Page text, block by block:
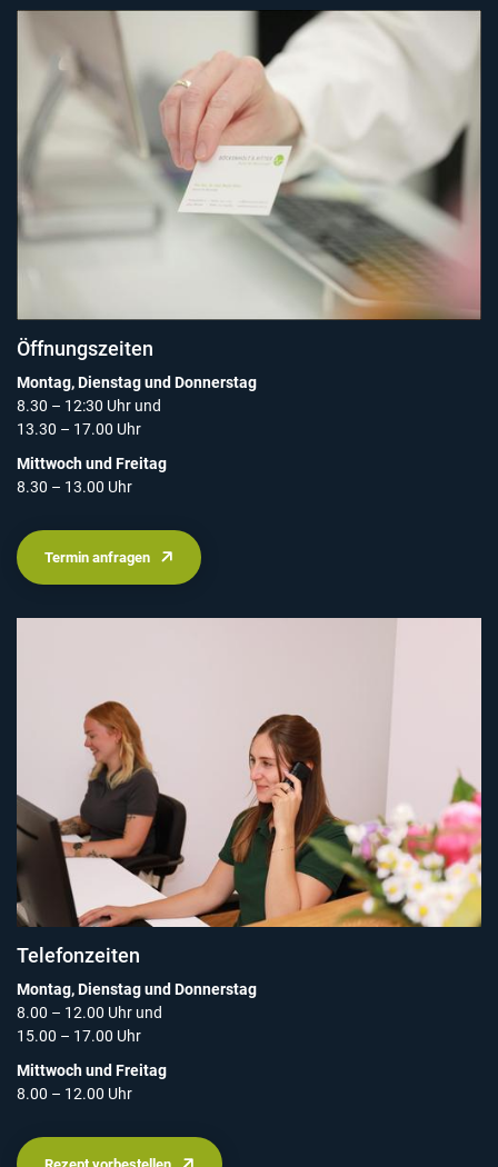
Öffnungszeiten
Montag, Dienstag und Donnerstag
8.30 – 12:30 Uhr und
13.30 – 17.00 Uhr
Mittwoch und Freitag
8.30 – 13.00 Uhr
Termin anfragen
Telefonzeiten
Montag, Dienstag und Donnerstag
8.00 – 12.00 Uhr und
15.00 – 17.00 Uhr
Mittwoch und Freitag
8.00 – 12.00 Uhr